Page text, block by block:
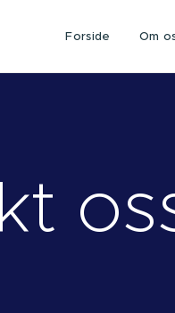
Forside Om